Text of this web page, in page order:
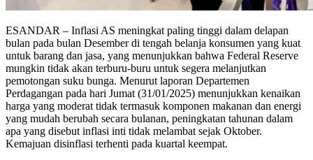
ESANDAR – Inflasi AS meningkat paling tinggi dalam delapan
bulan pada bulan Desember di tengah belanja konsumen yang kuat
untuk barang dan jasa, yang menunjukkan bahwa Federal Reserve
mungkin tidak akan terburu-buru untuk segera melanjutkan
pemotongan suku bunga. Menurut laporan Departemen
Perdagangan pada hari Jumat (31/01/2025) menunjukkan kenaikan
harga yang moderat tidak termasuk komponen makanan dan energi
yang mudah berubah secara bulanan, peningkatan tahunan dalam
apa yang disebut inflasi inti tidak melambat sejak Oktober.
Kemajuan disinflasi terhenti pada kuartal keempat.